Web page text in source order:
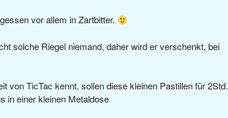
vor allem in Zartbitter.
solche Riegel niemand, daher wird er verschenkt, bei
von TicTac kennt, sollen diese kleinen Pastillen für 2Std.
in einer kleinen Metaldose